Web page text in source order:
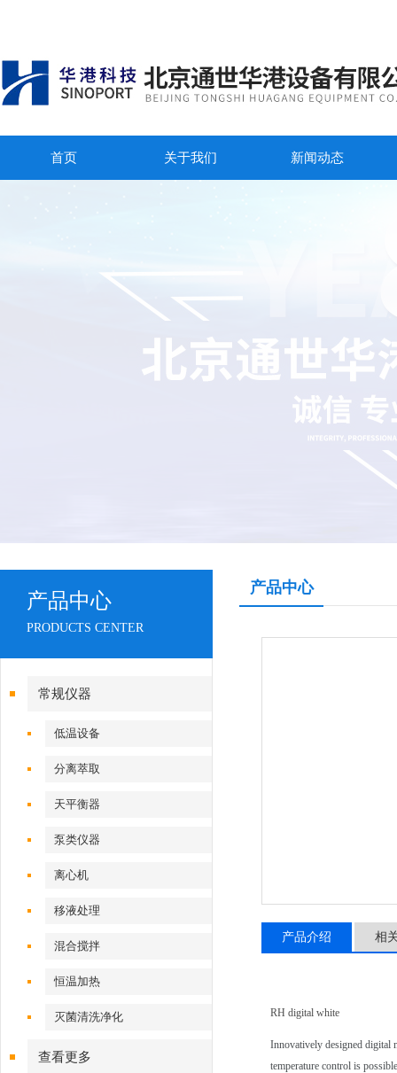
首页 关于我们 新闻动态
产品中心
PRODUCTS CENTER
常规仪器
低温设备
分离萃取
天平衡器
泵类仪器
离心机
移液处理
混合搅拌
恒温加热
灭菌清洗净化
查看更多
产品中心
产品介绍 相
RH digital white
Innovatively designed digital
temperature control is